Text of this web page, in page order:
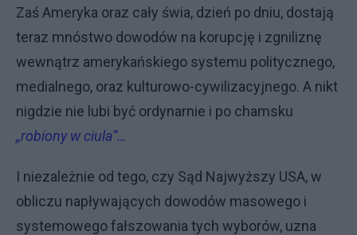
Zaś Ameryka oraz cały świa, dzień po dniu, dostają
teraz mnóstwo dowodów na korupcję i zgniliznę
wewnątrz amerykańskiego systemu politycznego,
medialnego, oraz kulturowo-cywilizacyjnego. A nikt
nigdzie nie lubi być ordynarnie i po chamsku
„robiony w ciula”…
I niezależnie od tego, czy Sąd Najwyższy USA, w
obliczu napływających dowodów masowego i
systemowego fałszowania tych wyborów, uzna